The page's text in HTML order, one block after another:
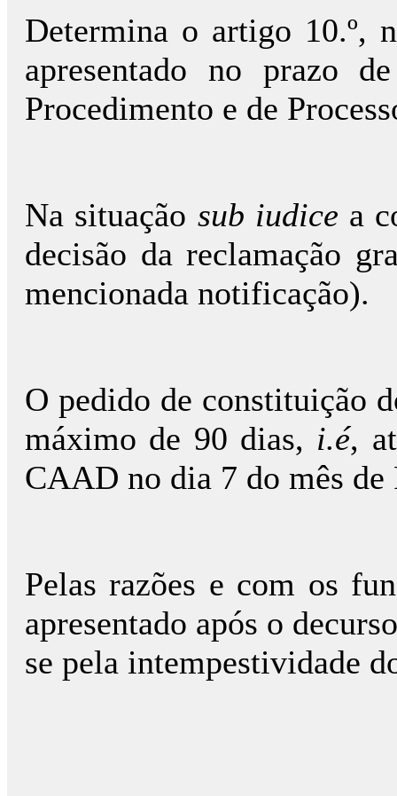
Determina o artigo 10.º,
apresentado no prazo
Procedimento e de
Na situação sub iudice a
decisão da reclamação
mencionada notificação).
O pedido de constituição
máximo de 90 dias, i.é,
CAAD no dia 7 do mês de
Pelas razões e com os
apresentado após o
se pela intempestividade